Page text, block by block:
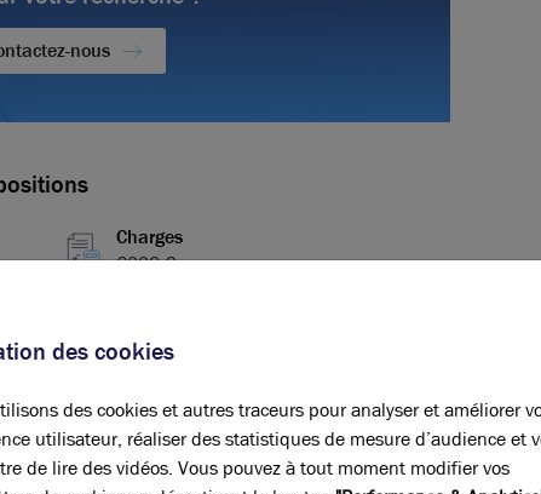
nous
Charges
6000 € an
12029 € an HT
la
des cookies
des cookies et autres traceurs pour analyser et améliorer
utilisateur, réaliser des statistiques de mesure d’audience et
de lire des vidéos. Vous pouvez à tout moment modifier vos